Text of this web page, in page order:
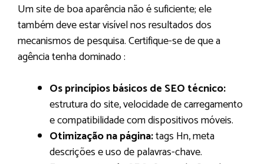
Um site de boa aparência não é suficiente; ele
também deve estar visível nos resultados dos
mecanismos de pesquisa. Certifique-se de que a
agência tenha dominado :
Os princípios básicos de SEO técnico:
estrutura do site, velocidade de carregamento
e compatibilidade com dispositivos móveis.
Otimização na página:tags Hn, meta
descrições e uso de palavras-chave.